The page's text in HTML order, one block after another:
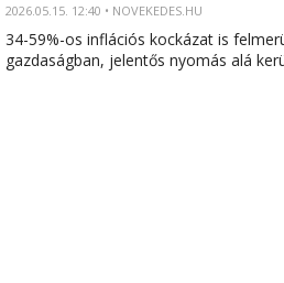
2026.05.15. 12:40 • NOVEKEDES.HU
34-59%-os inflációs kockázat is
gazdaságban, jelentős nyomás alá